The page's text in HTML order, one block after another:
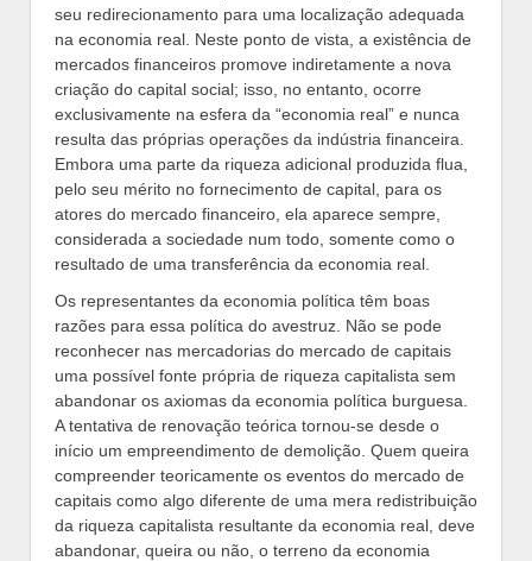
seu redirecionamento para uma localização adequada
na economia real. Neste ponto de vista, a existência de
mercados financeiros promove indiretamente a nova
criação do capital social; isso, no entanto, ocorre
exclusivamente na esfera da “economia real” e nunca
resulta das próprias operações da indústria financeira.
Embora uma parte da riqueza adicional produzida flua,
pelo seu mérito no fornecimento de capital, para os
atores do mercado financeiro, ela aparece sempre,
considerada a sociedade num todo, somente como o
resultado de uma transferência da economia real.
Os representantes da economia política têm boas
razões para essa política do avestruz. Não se pode
reconhecer nas mercadorias do mercado de capitais
uma possível fonte própria de riqueza capitalista sem
abandonar os axiomas da economia política burguesa.
A tentativa de renovação teórica tornou-se desde o
início um empreendimento de demolição. Quem queira
compreender teoricamente os eventos do mercado de
capitais como algo diferente de uma mera redistribuição
da riqueza capitalista resultante da economia real, deve
abandonar, queira ou não, o terreno da economia